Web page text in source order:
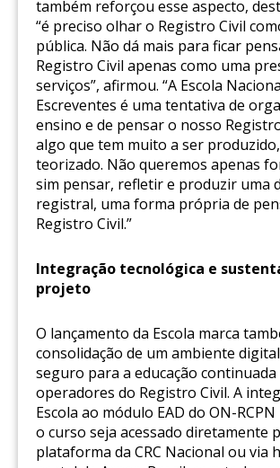
também reforçou esse aspecto,
“é preciso olhar o Registro Civil
pública. Não dá mais para ficar
Registro Civil apenas como uma
serviços”, afirmou. “A Escola
Escreventes é uma tentativa de
ensino e de pensar o nosso
algo que tem muito a ser
teorizado. Não queremos apenas
sim pensar, refletir e produzir uma
registral, uma forma própria de
Registro Civil.”
Integração tecnológica e
projeto
O lançamento da Escola marca
consolidação de um ambiente
seguro para a educação continuada
operadores do Registro Civil. A
Escola ao módulo EAD do ON-
o curso seja acessado diretamente
plataforma da CRC Nacional ou via